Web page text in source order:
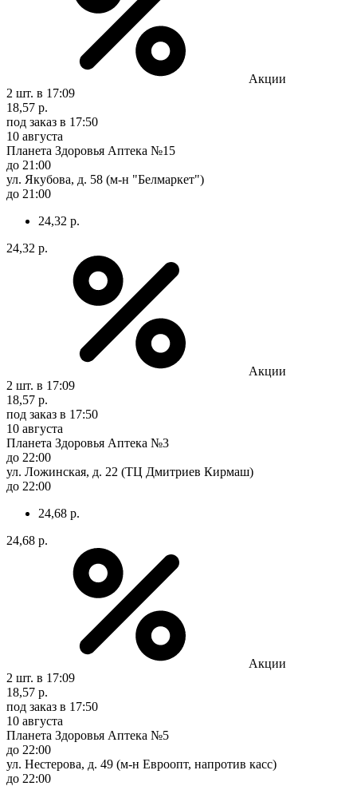
Акции
2 шт. в 17:09
18,57 р.
под заказ в 17:50
10 августа
Планета Здоровья Аптека №15
до 21:00
ул. Якубова, д. 58 (м-н "Белмаркет")
до 21:00
24,32 р.
24,32 р.
Акции
2 шт. в 17:09
18,57 р.
под заказ в 17:50
10 августа
Планета Здоровья Аптека №3
до 22:00
ул. Ложинская, д. 22 (ТЦ Дмитриев Кирмаш)
до 22:00
24,68 р.
24,68 р.
Акции
2 шт. в 17:09
18,57 р.
под заказ в 17:50
10 августа
Планета Здоровья Аптека №5
до 22:00
ул. Нестерова, д. 49 (м-н Евроопт, напротив касс)
до 22:00